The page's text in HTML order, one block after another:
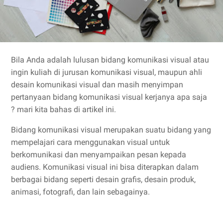
Bila Anda adalah lulusan bidang komunikasi visual atau
ingin kuliah di jurusan komunikasi visual, maupun ahli
desain komunikasi visual dan masih menyimpan
pertanyaan bidang komunikasi visual kerjanya apa saja
? mari kita bahas di artikel ini.
Bidang komunikasi visual merupakan suatu bidang yang
mempelajari cara menggunakan visual untuk
berkomunikasi dan menyampaikan pesan kepada
audiens. Komunikasi visual ini bisa diterapkan dalam
berbagai bidang seperti desain grafis, desain produk,
animasi, fotografi, dan lain sebagainya.